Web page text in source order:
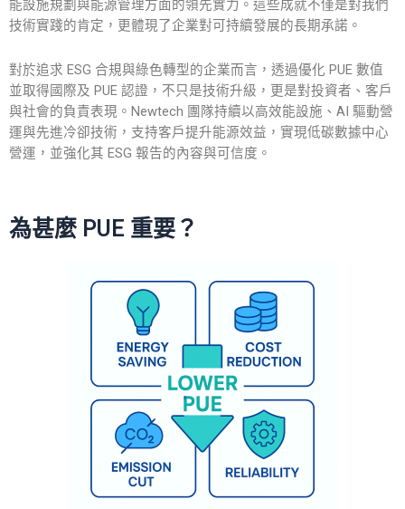
能設施規劃與能源管理方面的領先實力。這些成就不僅是對我們
技術實踐的肯定，更體現了企業對可持續發展的長期承諾。
對於追求 ESG 合規與綠色轉型的企業而言，透過優化 PUE 數值
並取得國際及 PUE 認證，不只是技術升級，更是對投資者、客戶
與社會的負責表現。Newtech 團隊持續以高效能設施、AI 驅動營
運與先進冷卻技術，支持客戶提升能源效益，實現低碳數據中心
營運，並強化其 ESG 報告的內容與可信度。
為甚麼 PUE 重要？